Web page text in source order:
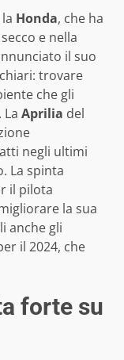
Honda, che ha
e nella
il suo
trovare
che gli
Aprilia del
negli ultimi
La spinta
il pilota
la sua
anche gli
il 2024, che
forte su